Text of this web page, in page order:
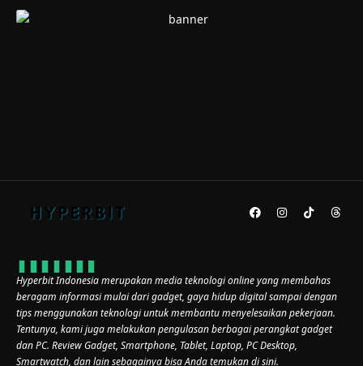
Hyperbit Indonesia merupakan media teknologi online yang membahas
beragam informasi mulai dari gadget, gaya hidup digital sampai dengan
tips menggunakan teknologi untuk membantu menyelesaikan pekerjaan.
Tentunya, kami juga melakukan pengulasan berbagai perangkat gadget
dan PC. Review Gadget, Smartphone, Tablet, Laptop, PC Desktop,
Smartwatch, dan lain sebagainya bisa Anda temukan di sini.